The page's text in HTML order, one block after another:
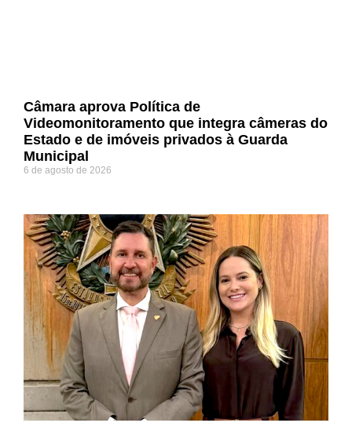
Câmara aprova Política de
Videomonitoramento que integra câmeras do
Estado e de imóveis privados à Guarda
Municipal
6 de agosto de 2026